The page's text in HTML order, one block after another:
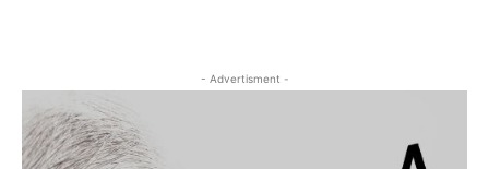
- Advertisment -